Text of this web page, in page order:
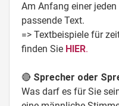
Am Anfang einer
passende Text.
=> Textbeispiele für
finden Sie HIER.
🔴 Sprecher oder
Was darf es für Sie